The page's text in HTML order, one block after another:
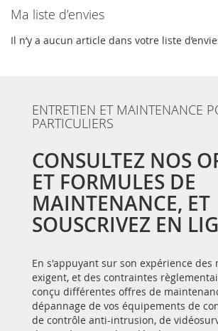
Ma liste d’envies
Il n’y a aucun article dans votre liste
ENTRETIEN ET MAINTENANCE
PARTICULIERS
CONSULTEZ NOS
ET FORMULES DE
MAINTENANCE, ET
SOUSCRIVEZ EN
En s'appuyant sur son expérience des
exigent, et des contraintes
conçu différentes offres de
dépannage de vos équipements de
de contrôle anti-intrusion, de